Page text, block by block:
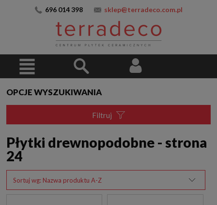
696 014 398 sklep@terradeco.com.pl
OPCJE WYSZUKIWANIA
Filtruj
Płytki drewnopodobne - strona
24
Sortuj wg: Nazwa produktu A-Z